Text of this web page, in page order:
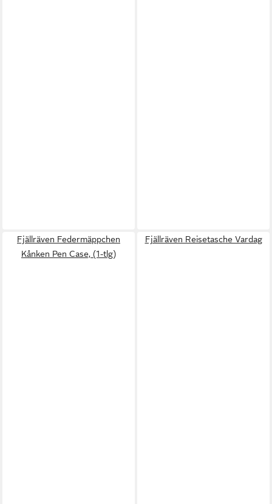
Fjällräven Federmäppchen
Kånken Pen Case, (1-tlg)
Fjällräven Reisetasche Vardag